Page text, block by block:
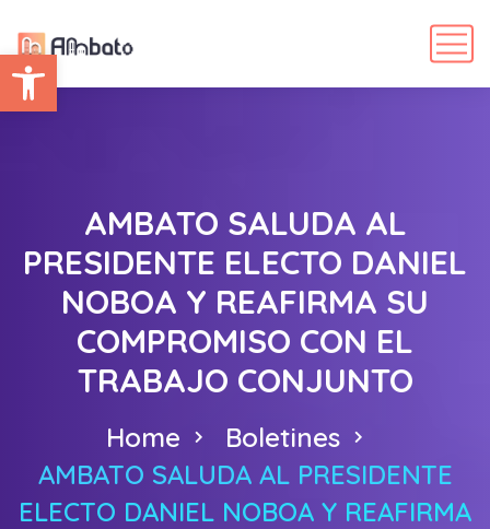
Abrir barra de herramientas
AMBATO SALUDA AL
PRESIDENTE ELECTO DANIEL
NOBOA Y REAFIRMA SU
COMPROMISO CON EL
TRABAJO CONJUNTO
Home
Boletines
AMBATO SALUDA AL PRESIDENTE
ELECTO DANIEL NOBOA Y REAFIRMA